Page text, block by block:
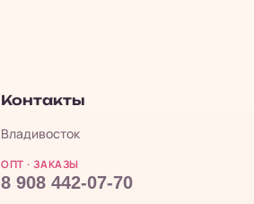
Контакты
Владивосток
ОПТ · ЗАКАЗЫ
8 908 442-07-70